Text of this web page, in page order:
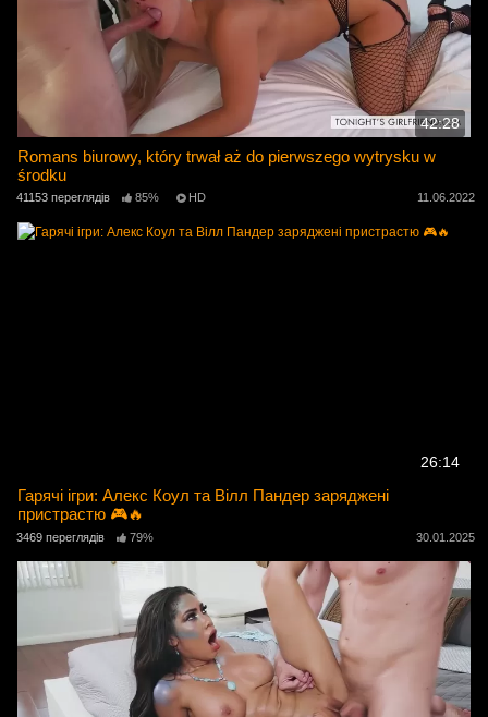
42:28
Romans biurowy, który trwał aż do pierwszego wytrysku w
środku
41153 переглядів 85% HD 11.06.2022
26:14
Гарячі ігри: Алекс Коул та Вілл Пандер заряджені
пристрастю 🎮🔥
3469 переглядів 79% 30.01.2025